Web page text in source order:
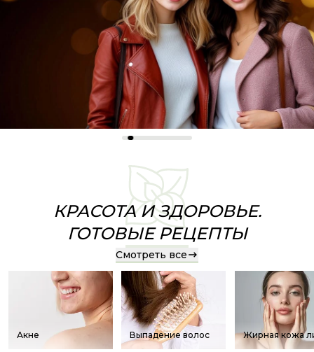
КРАСОТА И ЗДОРОВЬЕ.
ГОТОВЫЕ РЕЦЕПТЫ
Смотреть все
Акне Выпадение волос Жирная кожа